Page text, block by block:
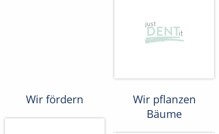
Wir fördern
Wir pflanzen
Bäume